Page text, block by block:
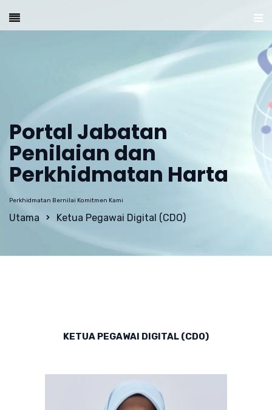
Portal Jabatan
Penilaian dan
Perkhidmatan Harta
Perkhidmatan Bernilai Komitmen Kami
Utama Ketua Pegawai Digital (CDO)
KETUA PEGAWAI DIGITAL (CDO)